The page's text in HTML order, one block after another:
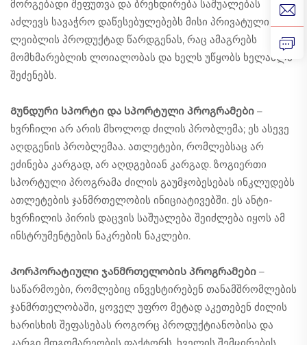
მორგებადი შეფუთვა და ბრენდირება საშუალებას
აძლევს სავაჭრო დაწესებულებებს მისი პრივატული
ლეიბლის პროდუქტად წარდგენას, რაც ამაგრებს
მომხმარებლის ლოიალობას და ხელს უწყობს ხელახლა
შეძენებს.
Გუნდური სპორტი და სპორტული პროგრამები –
ხვრჩილი არ არის მხოლოდ ძილის პრობლემა; ეს ასევე
აღდგენის პრობლემაა. ათლეტები, რომლებსაც არ
ეძინება კარგად, არ აღდგებიან კარგად. ზოგიერთი
სპორტული პროგრამა ძილის გაუმჯობესებას ინკლუდებს
ათლეტების ჯანმრთელობის ინიციატივებში. ეს ანტი-
ხვრჩილის პირის დაცვის საშუალება შეიძლება იყოს ამ
ინსტრუმენტების ნაკრების ნაკლები.
Კორპორატიული ჯანმრთელობის პროგრამები –
საწარმოები, რომლებიც ინვესტირებენ თანამშრომლების
ჯანმრთელობაში, ყოველ უფრო მეტად აკეთებენ ძილის
ხარისხის შეფასებას როგორც პროდუქტიანობისა და